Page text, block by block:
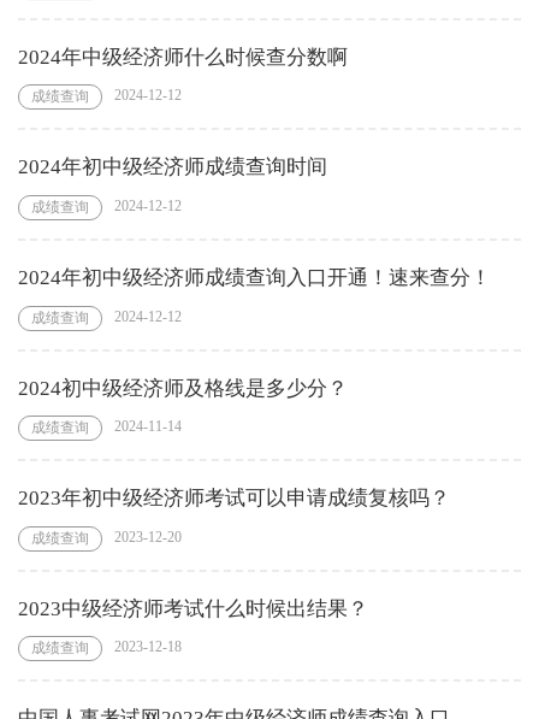
2024年中级经济师什么时候查分数啊
成绩查询 2024-12-12
2024年初中级经济师成绩查询时间
成绩查询 2024-12-12
2024年初中级经济师成绩查询入口开通！速来查分！
成绩查询 2024-12-12
2024初中级经济师及格线是多少分？
成绩查询 2024-11-14
2023年初中级经济师考试可以申请成绩复核吗？
成绩查询 2023-12-20
2023中级经济师考试什么时候出结果？
成绩查询 2023-12-18